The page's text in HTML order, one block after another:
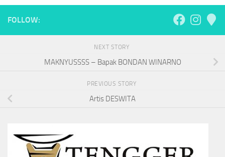
FOLLOW:
NEXT STORY
MAKNYUSSSS – Bapak BONDAN WINARNO
PREVIOUS STORY
Artis DESWITA